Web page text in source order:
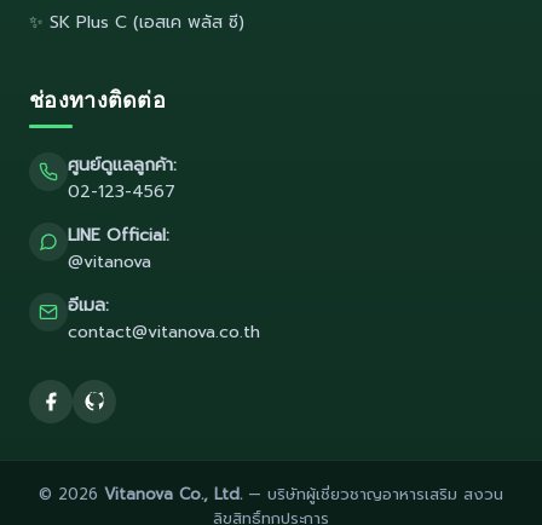
✨ SK Plus C (เอสเค พลัส ซี)
ช่องทางติดต่อ
ศูนย์ดูแลลูกค้า:
02-123-4567
LINE Official:
@vitanova
อีเมล:
contact@vitanova.co.th
© 2026 Vitanova Co., Ltd.— บริษัทผู้เชี่ยวชาญอาหารเสริม สงวน
ลิขสิทธิ์ทุกประการ